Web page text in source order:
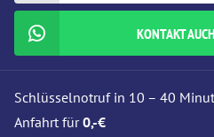
KONTAKT
Schlüsselnotruf in 10 – 40
Anfahrt für0,-€